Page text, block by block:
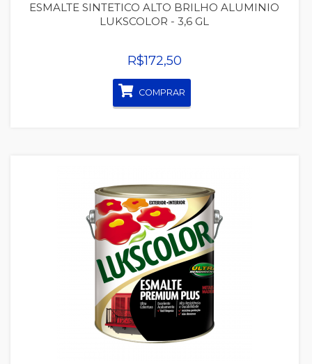
ESMALTE SINTETICO ALTO BRILHO ALUMINIO
LUKSCOLOR - 3,6 GL
R$172,50
COMPRAR
Quickview